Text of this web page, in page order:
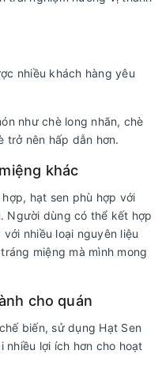
nhiều khách hàng yêu
như chè long nhãn, chè
trở nên hấp dẫn hơn.
khác
hạt sen phù hợp với
Người dùng có thể kết hợp
nhiều loại nguyên liệu
miệng mà mình mong
cho quán
biến, sử dụng Hạt Sen
lợi ích hơn cho hoạt